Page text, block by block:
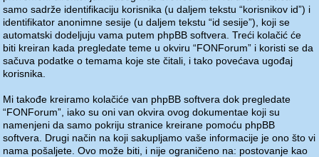
samo sadrže identifikaciju korisnika (u daljem tekstu “korisnikov id”) i
identifikator anonimne sesije (u daljem tekstu “id sesije”), koji se
automatski dodeljuju vama putem phpBB softvera. Treći kolačić će
biti kreiran kada pregledate teme u okviru “FONForum” i koristi se da
sačuva podatke o temama koje ste čitali, i tako povećava ugođaj
korisnika.
Mi takođe kreiramo kolačiće van phpBB softvera dok pregledate
“FONForum”, iako su oni van okvira ovog dokumentae koji su
namenjeni da samo pokriju stranice kreirane pomoću phpBB
softvera. Drugi način na koji sakupljamo vaše informacije je ono što vi
nama pošaljete. Ovo može biti, i nije ograničeno na: postovanje kao